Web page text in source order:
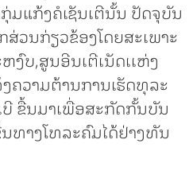
ມແກ້ງຄໍເຊັນເຕີນັ້ນ ປັດຈຸບັນ
ວນກ່ຽວຂ້ອງໂດຍສະເພາະ
ງົບ,ສູນອີນເຕີເນັດເເຫ່ງ
ງຄວາມຕ້ານການເຮັດທຸລະ
ບີ ຂື້ນມາເພື່ອສະກັດກັ້ນບັນ
ທາງໂທລະຄົມໄດ້ຢ່າງທັນ